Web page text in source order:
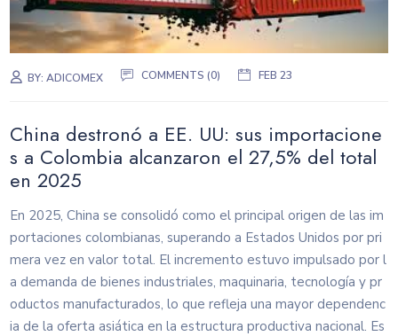
BY:ADICOMEX COMMENTS (0) FEB 23
China destronó a EE. UU: sus importacione
s a Colombia alcanzaron el 27,5% del total
en 2025
En 2025, China se consolidó como el principal origen de las im
portaciones colombianas, superando a Estados Unidos por pri
mera vez en valor total. El incremento estuvo impulsado por l
a demanda de bienes industriales, maquinaria, tecnología y pr
oductos manufacturados, lo que refleja una mayor dependenc
ia de la oferta asiática en la estructura productiva nacional. Es